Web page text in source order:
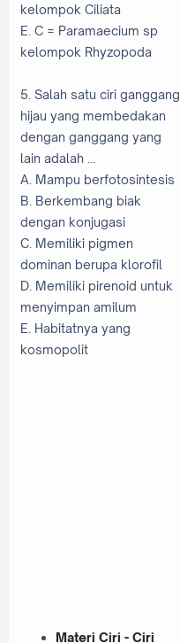
kelompok Ciliata
E. C = Paramaecium sp
kelompok Rhyzopoda
5. Salah satu ciri ganggang
hijau yang membedakan
dengan ganggang yang
lain adalah …
A. Mampu berfotosintesis
B. Berkembang biak
dengan konjugasi
C. Memiliki pigmen
dominan berupa klorofil
D. Memiliki pirenoid untuk
menyimpan amilum
E. Habitatnya yang
kosmopolit
Materi Ciri - Ciri